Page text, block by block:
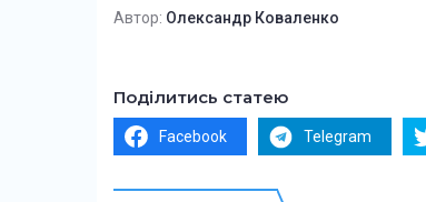
Автор: Олександр Коваленко
Поділитись статею
Facebook Telegram